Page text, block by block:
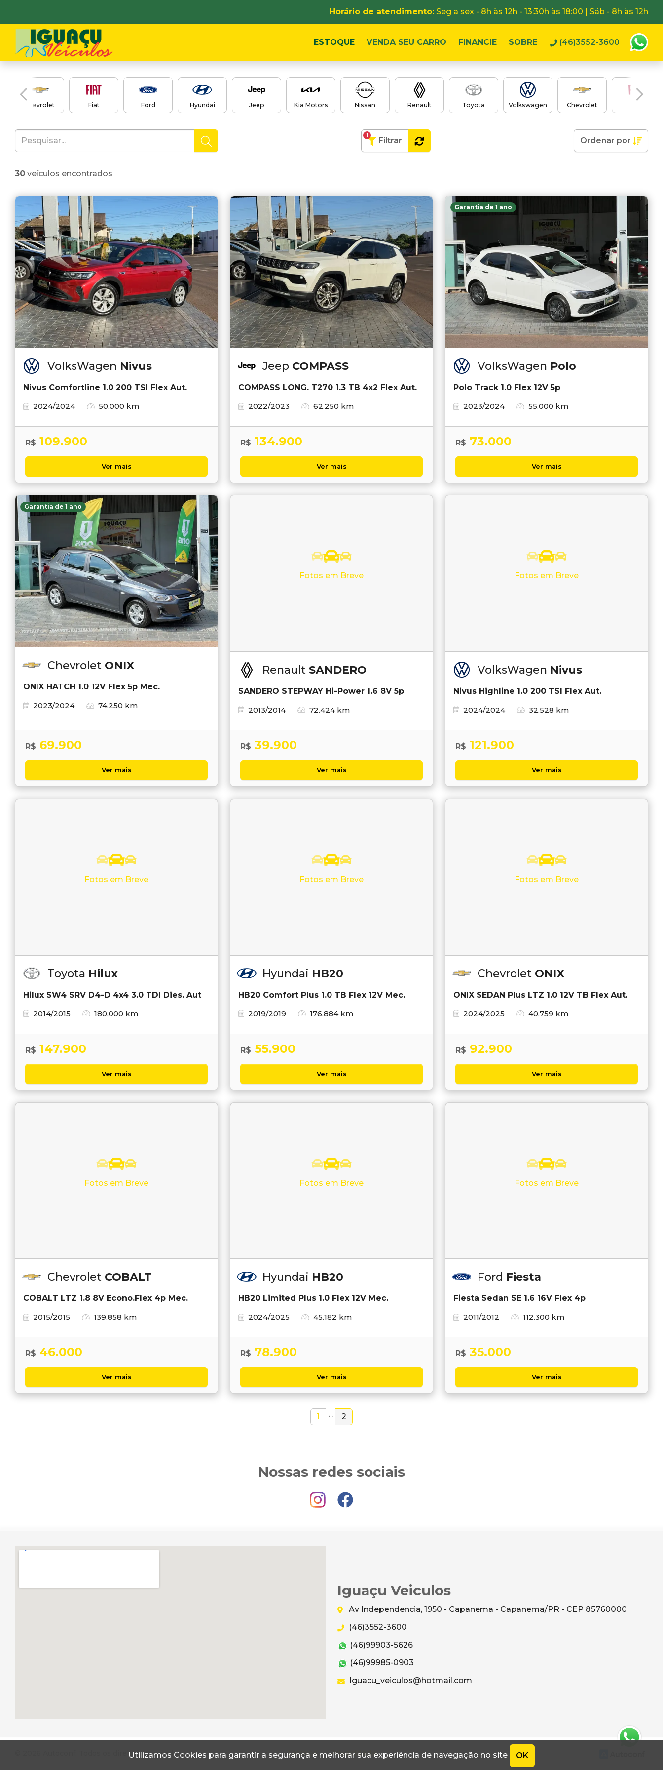
Utilizamos Cookies para garantir a segurança e melhorar sua experiência de navegação no site OK
Horário de atendimento: Seg a sex - 8h às 12h - 13:30h às 18:00 | Sáb - 8h às 12h
ESTOQUE VENDA SEU CARRO FINANCIE SOBRE (46)3552-3600
Chevrolet Fiat Ford Hyundai Jeep Kia Motors Nissan Renault Toyota Volkswagen Chevrolet
Filtrar
1
Ordenar por
30 veículos encontrados
VolksWagen Nivus
Nivus Comfortline 1.0 200 TSI Flex Aut.
2024/2024
50.000 km
R$ 109.900
Ver mais
Jeep COMPASS
COMPASS LONG. T270 1.3 TB 4x2 Flex Aut.
2022/2023
62.250 km
R$ 134.900
Ver mais
Garantia de 1 ano
VolksWagen Polo
Polo Track 1.0 Flex 12V 5p
2023/2024
55.000 km
R$ 73.000
Ver mais
Garantia de 1 ano
Chevrolet ONIX
ONIX HATCH 1.0 12V Flex 5p Mec.
2023/2024
74.250 km
R$ 69.900
Ver mais
Fotos em Breve
Renault SANDERO
SANDERO STEPWAY Hi-Power 1.6 8V 5p
2013/2014
72.424 km
R$ 39.900
Ver mais
Fotos em Breve
VolksWagen Nivus
Nivus Highline 1.0 200 TSI Flex Aut.
2024/2024
32.528 km
R$ 121.900
Ver mais
Fotos em Breve
Toyota Hilux
Hilux SW4 SRV D4-D 4x4 3.0 TDI Dies. Aut
2014/2015
180.000 km
R$ 147.900
Ver mais
Fotos em Breve
Hyundai HB20
HB20 Comfort Plus 1.0 TB Flex 12V Mec.
2019/2019
176.884 km
R$ 55.900
Ver mais
Fotos em Breve
Chevrolet ONIX
ONIX SEDAN Plus LTZ 1.0 12V TB Flex Aut.
2024/2025
40.759 km
R$ 92.900
Ver mais
Fotos em Breve
Chevrolet COBALT
COBALT LTZ 1.8 8V Econo.Flex 4p Mec.
2015/2015
139.858 km
R$ 46.000
Ver mais
Fotos em Breve
Hyundai HB20
HB20 Limited Plus 1.0 Flex 12V Mec.
2024/2025
45.182 km
R$ 78.900
Ver mais
Fotos em Breve
Ford Fiesta
Fiesta Sedan SE 1.6 16V Flex 4p
2011/2012
112.300 km
R$ 35.000
Ver mais
1 ... 2
Nossas redes sociais
Iguaçu Veiculos
Av Independencia, 1950 - Capanema - Capanema/PR - CEP 85760000
(46)3552-3600
(46)99903-5626
(46)99985-0903
Iguacu_veiculos@hotmail.com
© 2026 Autoconf. Todos os direitos reservados. Termos Privacidade